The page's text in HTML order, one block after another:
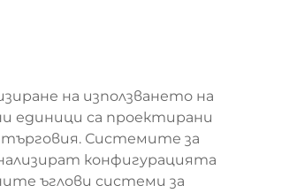
на използването на
единици са проектирани
Системите за
конфигурацията
ъглови системи за